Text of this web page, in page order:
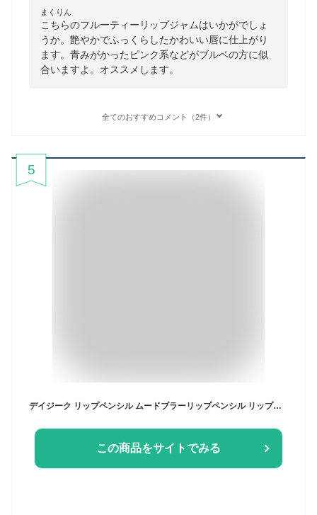
まくりん
こちらのフルーティーリップジャムはいかがでしょ
うか。艶やかでふっくらしたかわいい唇に仕上がり
ます。青みがかったピンク系などがブルベの方に似
合いますよ。オススメします。
全てのおすすめコメント（2件）
5
デイジーク リップペンシル ムードブラーリップペンシル リップライナー リップメイク リップ 口紅 イエベ ブルベ 保湿 シェディング オーバーリップ ヴィーガン ビーガン 韓国製 Dasique 並行輸入品
この商品をサイトでみる